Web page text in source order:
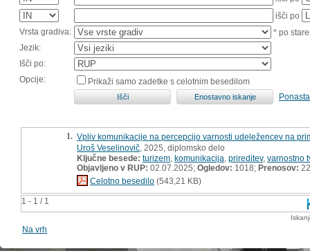
išči po
Vrsta gradiva:
* po
Jezik:
Išči po:
Opcije:
Prikaži samo zadetke s celotnim besedilom
1 - 1 / 1
1. Vpliv komunikacije na percepcijo varnosti udeležencev na
Uroš Veselinovič , 2025, diplomsko delo
Ključne besede: turizem komunikacija prireditev, varnostno
Objavljeno v RUP: 02.07.2025; Ogledov: 1018; Prenosov: 22
Celotno besedilo (543,21 KB)
Na vrh